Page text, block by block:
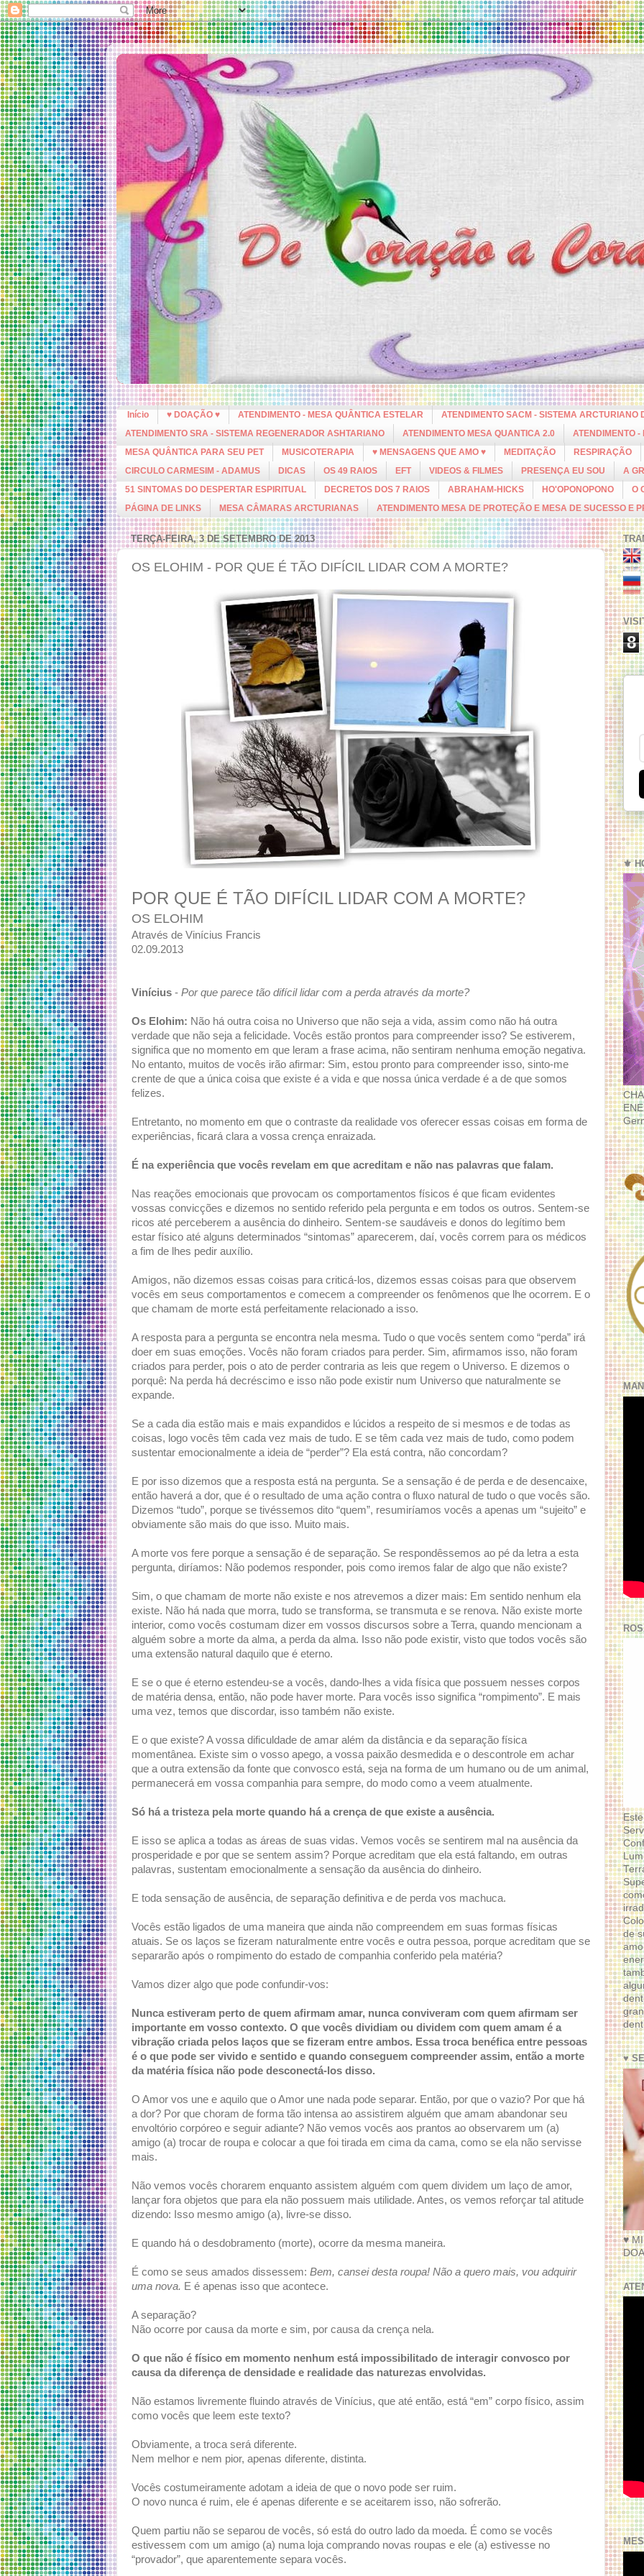
Início ♥ DOAÇÃO ♥ ATENDIMENTO - MESA QUÂNTICA ESTELAR
ATENDIMENTO SACM - SISTEMA ARCTURIANO
ATENDIMENTO SRA - SISTEMA REGENERADOR ASHTARIANO
ATENDIMENTO MESA QUANTICA 2.0
ATENDIMENTO
MESA QUÂNTICA PARA SEU PET
MUSICOTERAPIA ♥ MENSAGENS QUE AMO ♥ MEDITAÇÃO
RESPIRAÇÃO
CIRCULO CARMESIM - ADAMUS
DICAS OS 49 RAIOS EFT VIDEOS & FILMES PRESENÇA EU SOU
A
51 SINTOMAS DO DESPERTAR ESPIRITUAL
DECRETOS DOS 7 RAIOS ABRAHAM-HICKS HO'OPONOPONO
O
PÁGINA DE LINKS
MESA CÂMARAS ARCTURIANAS ATENDIMENTO MESA DE PROTEÇÃO E MESA DE SUCESSO E
TERÇA-FEIRA, 3 DE SETEMBRO DE 2013
OS ELOHIM - POR QUE É TÃO DIFÍCIL LIDAR COM A MORTE?
POR QUE É TÃO DIFÍCIL LIDAR COM A MORTE?
OS ELOHIM
Através de Vinícius Francis
02.09.2013
Vinícius - Por que parece tão difícil lidar com a perda através da morte?
Os Elohim: Não há outra coisa no Universo que não seja a vida, assim como não há outra
verdade que não seja a felicidade. Vocês estão prontos para compreender isso? Se estiverem,
significa que no momento em que leram a frase acima, não sentiram nenhuma emoção negativa.
No entanto, muitos de vocês irão afirmar: Sim, estou pronto para compreender isso, sinto-me
crente de que a única coisa que existe é a vida e que nossa única verdade é a de que somos
felizes.
Entretanto, no momento em que o contraste da realidade vos oferecer essas coisas em forma de
experiências, ficará clara a vossa crença enraizada.
É na experiência que vocês revelam em que acreditam e não nas palavras que falam.
Nas reações emocionais que provocam os comportamentos físicos é que ficam evidentes
vossas convicções e dizemos no sentido referido pela pergunta e em todos os outros. Sentem-se
ricos até perceberem a ausência do dinheiro. Sentem-se saudáveis e donos do legítimo bem
estar físico até alguns determinados “sintomas” aparecerem, daí, vocês correm para os médicos
a fim de lhes pedir auxílio.
Amigos, não dizemos essas coisas para criticá-los, dizemos essas coisas para que observem
vocês em seus comportamentos e comecem a compreender os fenômenos que lhe ocorrem. E o
que chamam de morte está perfeitamente relacionado a isso.
A resposta para a pergunta se encontra nela mesma. Tudo o que vocês sentem como “perda” irá
doer em suas emoções. Vocês não foram criados para perder. Sim, afirmamos isso, não foram
criados para perder, pois o ato de perder contraria as leis que regem o Universo. E dizemos o
porquê: Na perda há decréscimo e isso não pode existir num Universo que naturalmente se
expande.
Se a cada dia estão mais e mais expandidos e lúcidos a respeito de si mesmos e de todas as
coisas, logo vocês têm cada vez mais de tudo. E se têm cada vez mais de tudo, como podem
sustentar emocionalmente a ideia de “perder”? Ela está contra, não concordam?
E por isso dizemos que a resposta está na pergunta. Se a sensação é de perda e de desencaixe,
então haverá a dor, que é o resultado de uma ação contra o fluxo natural de tudo o que vocês são.
Dizemos “tudo”, porque se tivéssemos dito “quem”, resumiríamos vocês a apenas um “sujeito” e
obviamente são mais do que isso. Muito mais.
A morte vos fere porque a sensação é de separação. Se respondêssemos ao pé da letra a esta
pergunta, diríamos: Não podemos responder, pois como iremos falar de algo que não existe?
Sim, o que chamam de morte não existe e nos atrevemos a dizer mais: Em sentido nenhum ela
existe. Não há nada que morra, tudo se transforma, se transmuta e se renova. Não existe morte
interior, como vocês costumam dizer em vossos discursos sobre a Terra, quando mencionam a
alguém sobre a morte da alma, a perda da alma. Isso não pode existir, visto que todos vocês são
uma extensão natural daquilo que é eterno.
E se o que é eterno estendeu-se a vocês, dando-lhes a vida física que possuem nesses corpos
de matéria densa, então, não pode haver morte. Para vocês isso significa “rompimento”. E mais
uma vez, temos que discordar, isso também não existe.
E o que existe? A vossa dificuldade de amar além da distância e da separação física
momentânea. Existe sim o vosso apego, a vossa paixão desmedida e o descontrole em achar
que a outra extensão da fonte que convosco está, seja na forma de um humano ou de um animal,
permanecerá em vossa companhia para sempre, do modo como a veem atualmente.
Só há a tristeza pela morte quando há a crença de que existe a ausência.
E isso se aplica a todas as áreas de suas vidas. Vemos vocês se sentirem mal na ausência da
prosperidade e por que se sentem assim? Porque acreditam que ela está faltando, em outras
palavras, sustentam emocionalmente a sensação da ausência do dinheiro.
E toda sensação de ausência, de separação definitiva e de perda vos machuca.
Vocês estão ligados de uma maneira que ainda não compreendem em suas formas físicas
atuais. Se os laços se fizeram naturalmente entre vocês e outra pessoa, porque acreditam que se
separarão após o rompimento do estado de companhia conferido pela matéria?
Vamos dizer algo que pode confundir-vos:
Nunca estiveram perto de quem afirmam amar, nunca conviveram com quem afirmam ser
importante em vosso contexto. O que vocês dividiam ou dividem com quem amam é a
vibração criada pelos laços que se fizeram entre ambos. Essa troca benéfica entre pessoas
é o que pode ser vivido e sentido e quando conseguem compreender assim, então a morte
da matéria física não pode desconectá-los disso.
O Amor vos une e aquilo que o Amor une nada pode separar. Então, por que o vazio? Por que há
a dor? Por que choram de forma tão intensa ao assistirem alguém que amam abandonar seu
envoltório corpóreo e seguir adiante? Não vemos vocês aos prantos ao observarem um (a)
amigo (a) trocar de roupa e colocar a que foi tirada em cima da cama, como se ela não servisse
mais.
Não vemos vocês chorarem enquanto assistem alguém com quem dividem um laço de amor,
lançar fora objetos que para ela não possuem mais utilidade. Antes, os vemos reforçar tal atitude
dizendo: Isso mesmo amigo (a), livre-se disso.
E quando há o desdobramento (morte), ocorre da mesma maneira.
É como se seus amados dissessem: Bem, cansei desta roupa! Não a quero mais, vou adquirir
uma nova. E é apenas isso que acontece.
A separação?
Não ocorre por causa da morte e sim, por causa da crença nela.
O que não é físico em momento nenhum está impossibilitado de interagir convosco por
causa da diferença de densidade e realidade das naturezas envolvidas.
Não estamos livremente fluindo através de Vinícius, que até então, está “em” corpo físico, assim
como vocês que leem este texto?
Obviamente, a troca será diferente.
Nem melhor e nem pior, apenas diferente, distinta.
Vocês costumeiramente adotam a ideia de que o novo pode ser ruim.
O novo nunca é ruim, ele é apenas diferente e se aceitarem isso, não sofrerão.
Quem partiu não se separou de vocês, só está do outro lado da moeda. É como se vocês
estivessem com um amigo (a) numa loja comprando novas roupas e ele (a) estivesse no
“provador”, que aparentemente separa vocês.
8
⚜️
de
♥
♥